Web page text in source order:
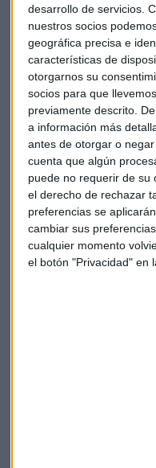
desarrollo de servicios.
nuestros socios
geográfica precisa e
características de
otorgarnos su
socios para que
previamente descrito.
a información más
antes de otorgar o
cuenta que algún
puede no requerir de su
el derecho de rechazar
preferencias se
cambiar sus
cualquier momento
el botón "Privacidad" en
De momento,solo se
33 aacciones de las 50
empresas que hoy
gasístico Gazprom, que
Rosneft o Lukoil, el
Occidente y que ha
Aeroflot, que ha llegado
abajo.
Más allá, para proteger
Kremlin ha prohibido
la venta de activos por
a la inyección de 10.000
mercado.